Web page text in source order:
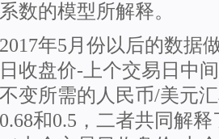
数的模型所解释。
年5月份以后的数据
收盘价-上个交易日中
变所需的人民币/美元
和0.5，二者共同解